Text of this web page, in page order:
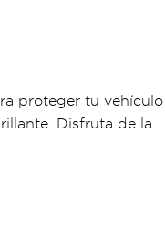
proteger tu vehículo
Disfruta de la